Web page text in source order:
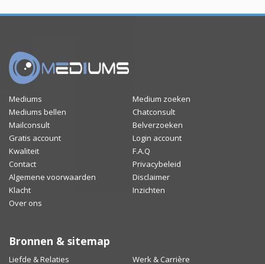
Mediums
Medium zoeken
Mediums bellen
Chatconsult
Mailconsult
Belverzoeken
Gratis account
Login account
Kwaliteit
F.A.Q
Contact
Privacybeleid
Algemene voorwaarden
Disclaimer
Klacht
Inzichten
Over ons
Bronnen & sitemap
Liefde & Relaties Werk & Carrière